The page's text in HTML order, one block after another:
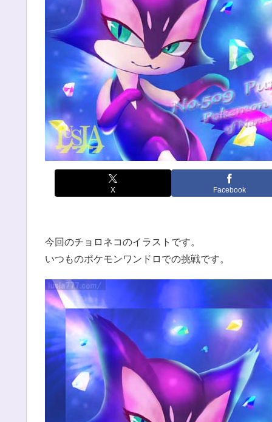
X Facebook
今回のチョロネコのイラストです。
いつものポケモンワンドロでの挑戦です。